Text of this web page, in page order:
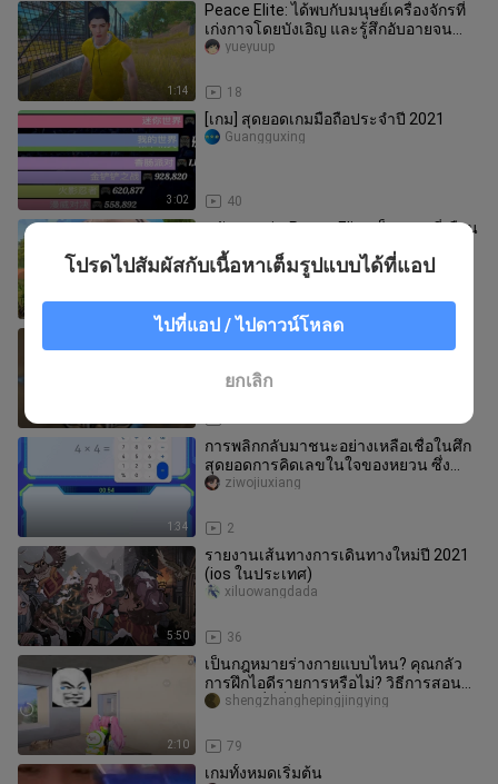
1:14
Peace Elite: ได้พบกับมนุษย์เครื่องจักรที่
เก่งกาจโดยบังเอิญ และรู้สึกอับอายจน
เปลือยเปล่าเลย
18
yueyuup
3:02
[เกม] สุดยอดเกมมือถือประจำปี 2021
40
Guangguxing
หลังจากเล่น Peace Elite เป็นเวลาสี่เดือน
ผู้เล่นจะเริ่มเล่นเวอร์ชันพีซี -
muziainiyo
“ฮีโร่ที่ไม่เคยพ่ายแพ้ที่สุด♂”
sehuiyongzige
1:34
การพลิกกลับมาชนะอย่างเหลือเชื่อในศึก
สุดยอดการคิดเลขในใจของหยวน ซึ่ง
เทียบได้กับการใช้โปรแกรมโกง
2
ziwojiuxiang
5:50
รายงานเส้นทางการเดินทางใหม่ปี 2021
(ios ในประเทศ)
36
xiluowangdada
2:10
เป็นกฎหมายร่างกายแบบไหน? คุณกลัว
การฝึกไอดีรายการหรือไม่? วิธีการสอน
ร่างกายที่แข็งแกร่งที่สุด!
79
shengzhanghepingjingying
เกมทั้งหมดเริ่มต้น
โปรดไปสัมผัสกับเนื้อหาเต็มรูปแบบได้ที่แอป
ไปที่แอป / ไปดาวน์โหลด
ยกเลิก